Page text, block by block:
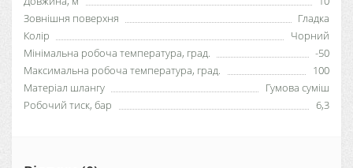
Зовнішня поверхня
Гладка
Колір
Чорний
Мінімальна робоча температура, град.
-50
Максимальна робоча температура, град.
100
Матеріал шлангу
Гумова суміш
Робочий тиск, бар
6,3